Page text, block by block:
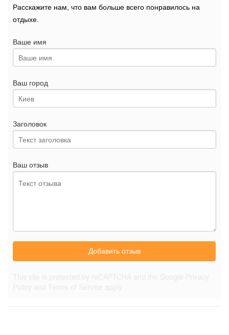
Расскажите нам, что вам больше всего понравилось на
отдыхе.
Ваше имя
Ваш город
Заголовок
Ваш отзыв
Добавить отзыв